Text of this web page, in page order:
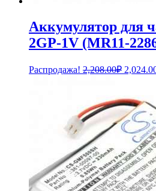
Аккумулятор для
2GP-1V (MR11-
Распродажа! 2,208.00₽